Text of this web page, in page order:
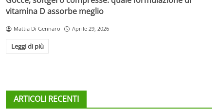
vitamina D assorbe meglio
Mattia Di Gennaro Aprile 29, 2026
Leggi di più
ARTICOLI RECENTI